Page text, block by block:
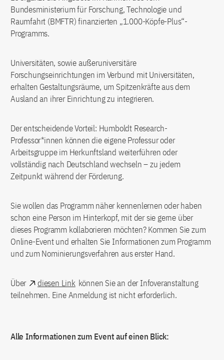
Bundesministerium für Forschung, Technologie und
Raumfahrt (BMFTR) finanzierten „1.000-Köpfe-Plus“-
Programms.
Universitäten, sowie außeruniversitäre
Forschungseinrichtungen im Verbund mit Universitäten,
erhalten Gestaltungsräume, um Spitzenkräfte aus dem
Ausland an ihrer Einrichtung zu integrieren.
Der entscheidende Vorteil: Humboldt Research-
Professor*innen können die eigene Professur oder
Arbeitsgruppe im Herkunftsland weiterführen oder
vollständig nach Deutschland wechseln – zu jedem
Zeitpunkt während der Förderung.
Sie wollen das Programm näher kennenlernen oder haben
schon eine Person im Hinterkopf, mit der sie gerne über
dieses Programm kollaborieren möchten? Kommen Sie zum
Online-Event und erhalten Sie Informationen zum Programm
und zum Nominierungsverfahren aus erster Hand.
Über diesen Link können Sie an der Infoveranstaltung
teilnehmen. Eine Anmeldung ist nicht erforderlich.
Alle Informationen zum Event auf einen Blick: